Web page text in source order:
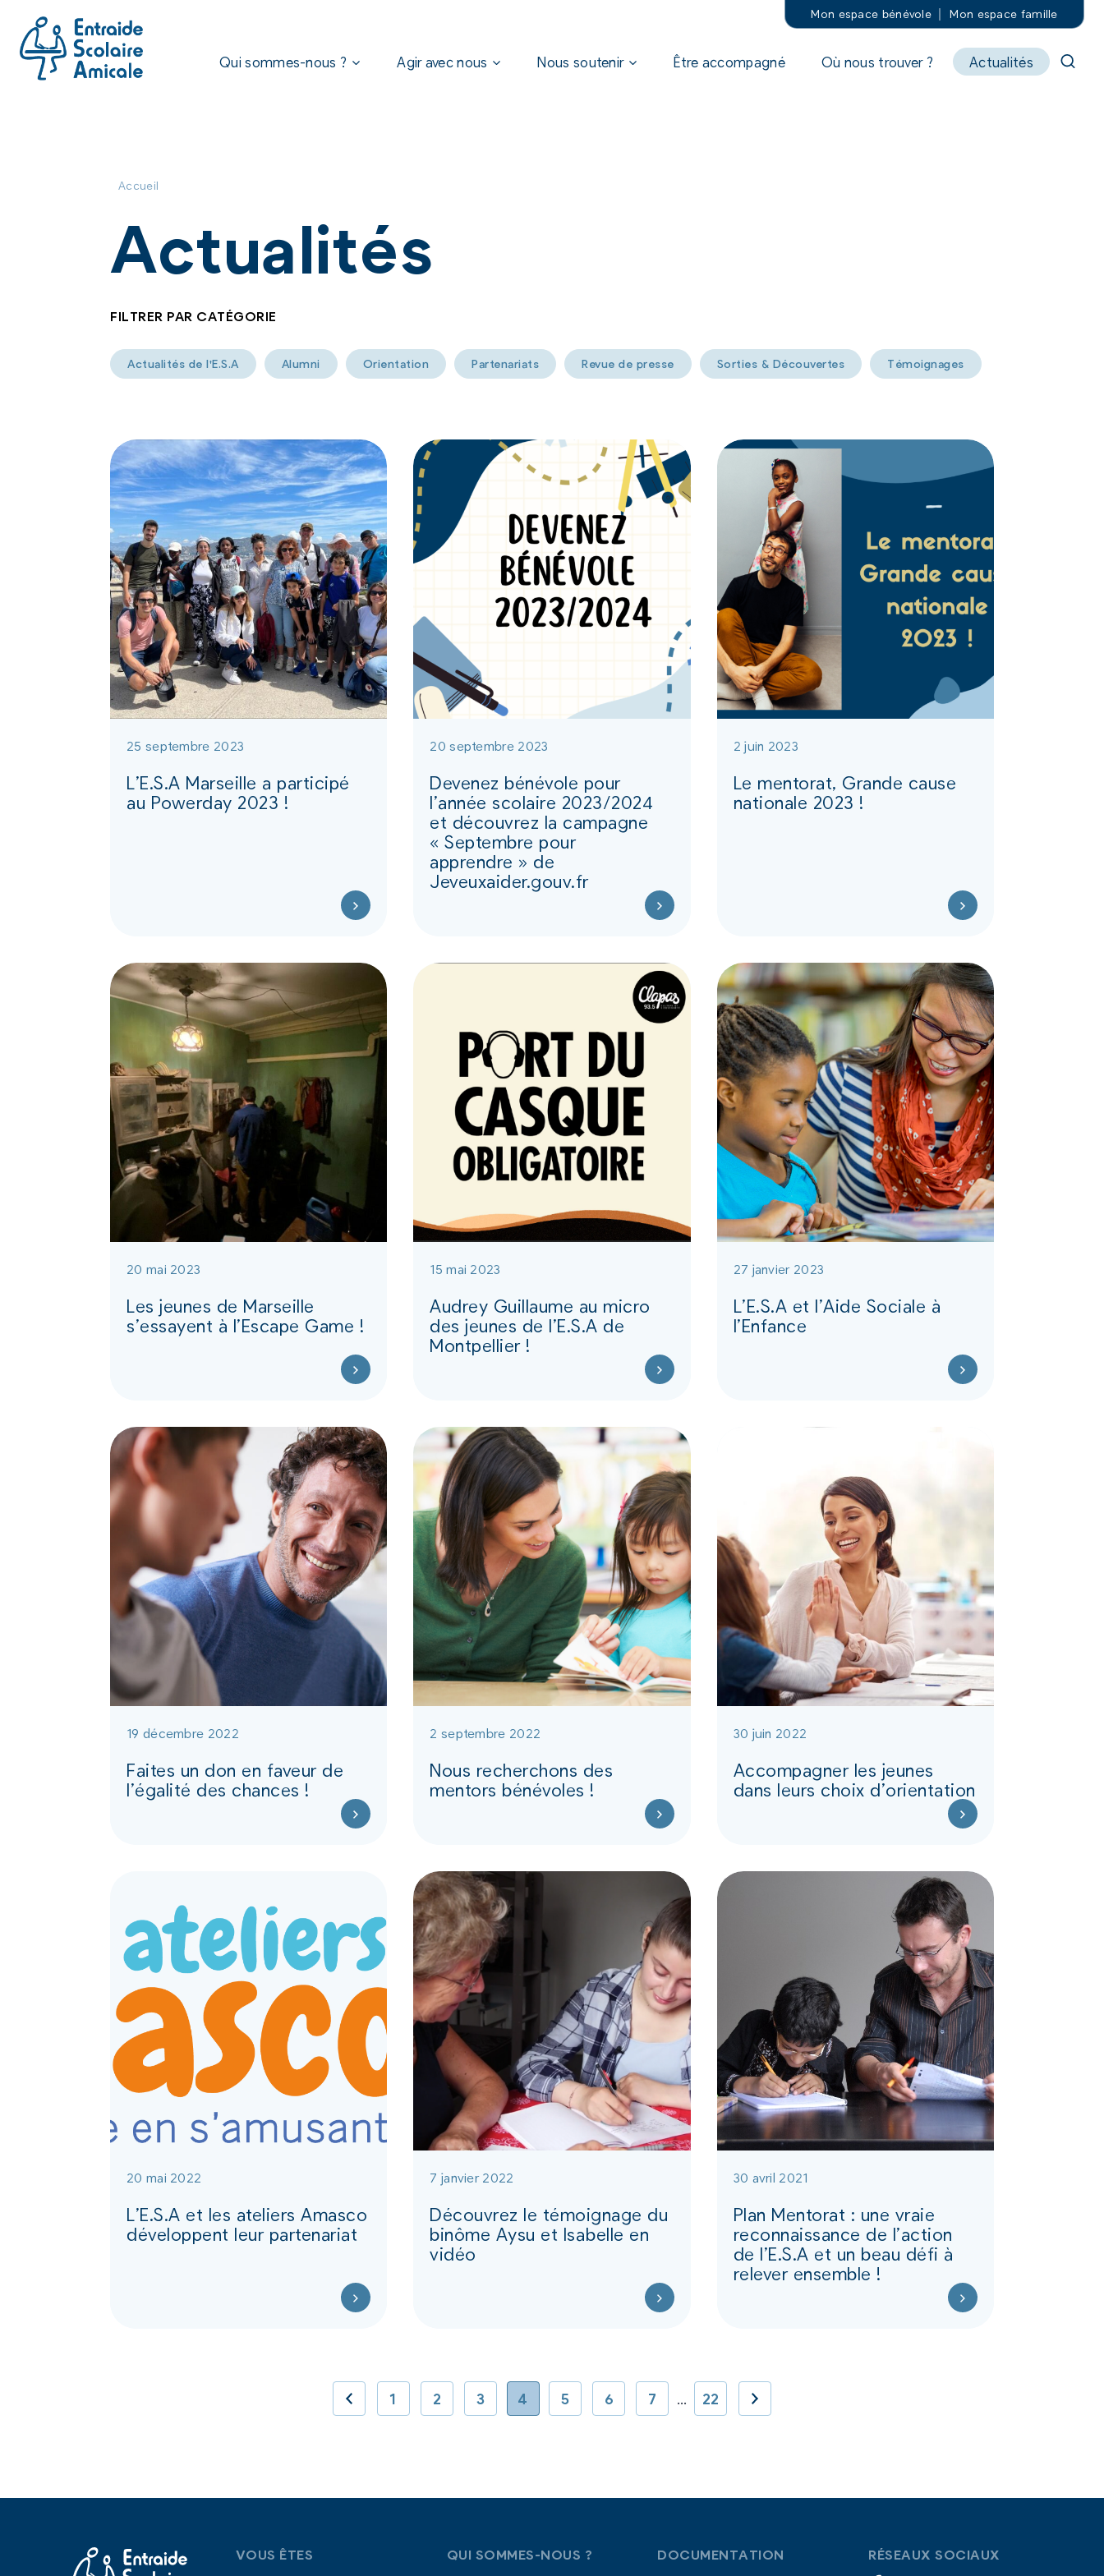
contenu
Mon espace bénévole Mon espace famille
Qui sommes-nous ? Agir avec nous Nous soutenir Être accompagné Où nous trouver ? Actualités
Accueil
Actualités
FILTRER PAR CATÉGORIE
Actualités de l'E.S.A Alumni Orientation Partenariats Revue de presse Sorties & Découvertes Témoignages
25 septembre 2023
L’E.S.A Marseille a participé
au Powerday 2023 !
20 septembre 2023
Devenez bénévole pour
l’année scolaire 2023/2024
et découvrez la campagne
« Septembre pour
apprendre » de
Jeveuxaider.gouv.fr
2 juin 2023
Le mentorat, Grande cause
nationale 2023 !
20 mai 2023
Les jeunes de Marseille
s’essayent à l’Escape Game !
15 mai 2023
Audrey Guillaume au micro
des jeunes de l’E.S.A de
Montpellier !
27 janvier 2023
L’E.S.A et l’Aide Sociale à
l’Enfance
19 décembre 2022
Faites un don en faveur de
l’égalité des chances !
2 septembre 2022
Nous recherchons des
mentors bénévoles !
30 juin 2022
Accompagner les jeunes
dans leurs choix d’orientation
20 mai 2022
L’E.S.A et les ateliers Amasco
développent leur partenariat
7 janvier 2022
Découvrez le témoignage du
binôme Aysu et Isabelle en
vidéo
30 avril 2021
Plan Mentorat : une vraie
reconnaissance de l’action
de l’E.S.A et un beau défi à
relever ensemble !
1 2 3 4 5 6 7 … 22
VOUS ÊTES
QUI SOMMES-NOUS ?
DOCUMENTATION
RÉSEAUX SOCIAUX